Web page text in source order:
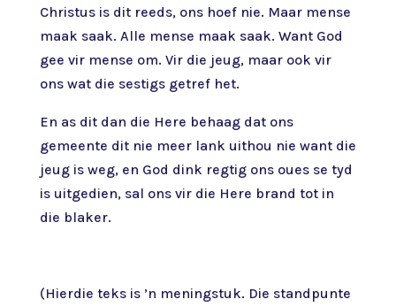
Christus is dit reeds, ons hoef nie. Maar mense
maak saak. Alle mense maak saak. Want God
gee vir mense om. Vir die jeug, maar ook vir
ons wat die sestigs getref het.
En as dit dan die Here behaag dat ons
gemeente dit nie meer lank uithou nie want die
jeug is weg, en God dink regtig ons oues se tyd
is uitgedien, sal ons vir die Here brand tot in
die blaker.
(Hierdie teks is ’n meningstuk. Die standpunte